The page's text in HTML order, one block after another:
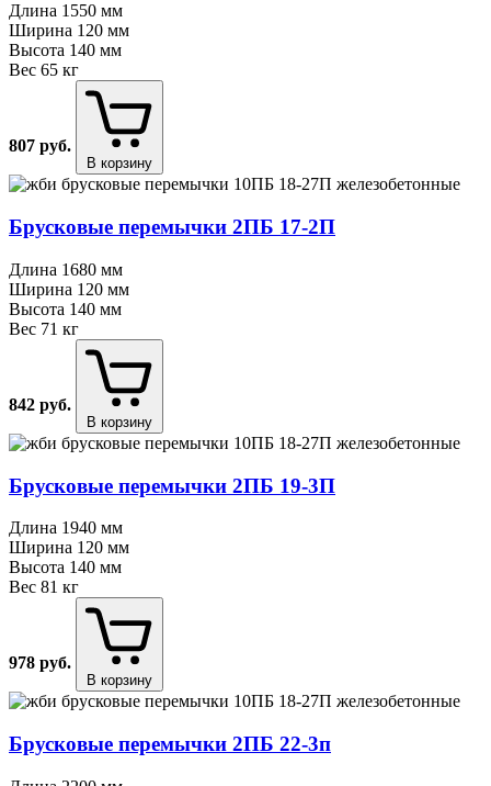
Длина 1550 мм
Ширина 120 мм
Высота 140 мм
Вес 65 кг
807 руб.
В корзину
Брусковые перемычки 2ПБ 17⁠-⁠2П
Длина 1680 мм
Ширина 120 мм
Высота 140 мм
Вес 71 кг
842 руб.
В корзину
Брусковые перемычки 2ПБ 19⁠-⁠3П
Длина 1940 мм
Ширина 120 мм
Высота 140 мм
Вес 81 кг
978 руб.
В корзину
Брусковые перемычки 2ПБ 22⁠-⁠3п